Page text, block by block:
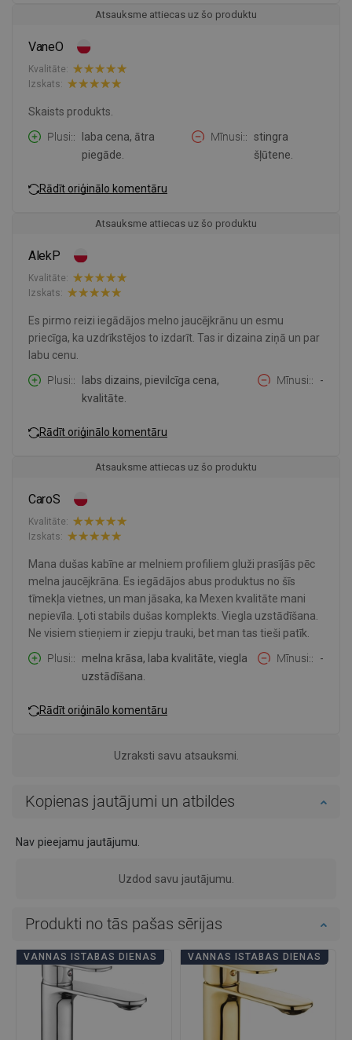
Atsauksme attiecas uz šo produktu
VaneO
Kvalitāte:
Izskats:
Skaists produkts.
Plusi:
laba cena, ātra
piegāde.
Mīnusi:
stingra
šļūtene.
Rādīt oriģinālo komentāru
Atsauksme attiecas uz šo produktu
AlekP
Kvalitāte:
Izskats:
Es pirmo reizi iegādājos melno jaucējkrānu un esmu
priecīga, ka uzdrīkstējos to izdarīt. Tas ir dizaina ziņā un par
labu cenu.
Plusi:
labs dizains, pievilcīga cena,
kvalitāte.
Mīnusi: -
Rādīt oriģinālo komentāru
Atsauksme attiecas uz šo produktu
CaroS
Kvalitāte:
Izskats:
Mana dušas kabīne ar melniem profiliem gluži prasījās pēc
melna jaucējkrāna. Es iegādājos abus produktus no šīs
tīmekļa vietnes, un man jāsaka, ka Mexen kvalitāte mani
nepievīla. Ļoti stabils dušas komplekts. Viegla uzstādīšana.
Ne visiem stieņiem ir ziepju trauki, bet man tas tieši patīk.
Plusi:
melna krāsa, laba kvalitāte, viegla
uzstādīšana.
Mīnusi: -
Rādīt oriģinālo komentāru
Uzraksti savu atsauksmi.
Kopienas jautājumi un atbildes
Nav pieejamu jautājumu.
Uzdod savu jautājumu.
Produkti no tās pašas sērijas
VANNAS ISTABAS DIENAS VANNAS ISTABAS DIENAS